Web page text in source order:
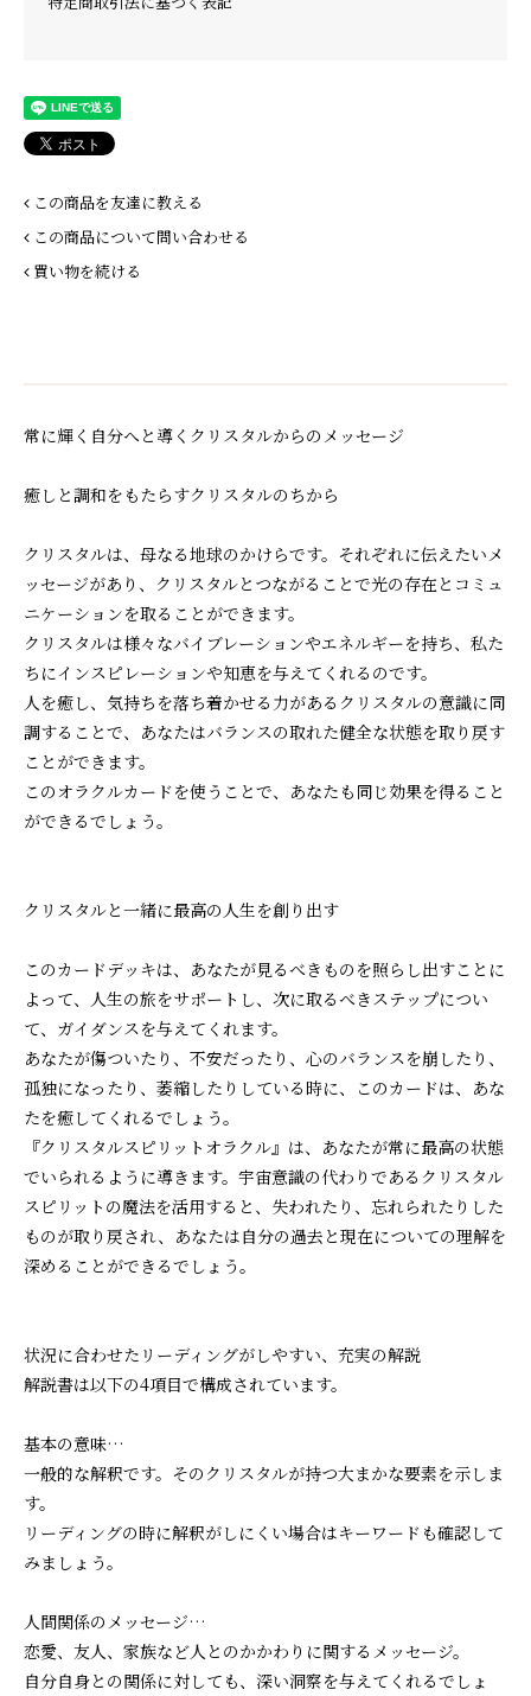
この商品を友達に教える
この商品について問い合わせる
買い物を続ける
常に輝く自分へと導くクリスタルからのメッセージ
癒しと調和をもたらすクリスタルのちから
クリスタルは、母なる地球のかけらです。それぞれに伝えたいメ
ッセージがあり、クリスタルとつながることで光の存在とコミュ
ニケーションを取ることができます。
クリスタルは様々なバイブレーションやエネルギーを持ち、私た
ちにインスピレーションや知恵を与えてくれるのです。
人を癒し、気持ちを落ち着かせる力があるクリスタルの意識に同
調することで、あなたはバランスの取れた健全な状態を取り戻す
ことができます。
このオラクルカードを使うことで、あなたも同じ効果を得ること
ができるでしょう。
クリスタルと一緒に最高の人生を創り出す
このカードデッキは、あなたが見るべきものを照らし出すことに
よって、人生の旅をサポートし、次に取るべきステップについ
て、ガイダンスを与えてくれます。
あなたが傷ついたり、不安だったり、心のバランスを崩したり、
孤独になったり、萎縮したりしている時に、このカードは、あな
たを癒してくれるでしょう。
『クリスタルスピリットオラクル』は、あなたが常に最高の状態
でいられるように導きます。宇宙意識の代わりであるクリスタル
スピリットの魔法を活用すると、失われたり、忘れられたりした
ものが取り戻され、あなたは自分の過去と現在についての理解を
深めることができるでしょう。
状況に合わせたリーディングがしやすい、充実の解説
解説書は以下の4項目で構成されています。
基本の意味…
一般的な解釈です。そのクリスタルが持つ大まかな要素を示しま
す。
リーディングの時に解釈がしにくい場合はキーワードも確認して
みましょう。
人間関係のメッセージ…
恋愛、友人、家族など人とのかかわりに関するメッセージ。
自分自身との関係に対しても、深い洞察を与えてくれるでしょ